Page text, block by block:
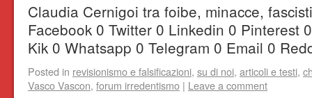
Claudia Cernigoi tra foibe, minacce,
Facebook 0 Twitter 0 Linkedin 0 Pinterest
Kik 0 Whatsapp 0 Telegram 0 Email 0
Posted in revisionismo e falsificazioni, su di noi, articoli e testi,
Vasco Vascon, forum irredentismo | Leave a comment